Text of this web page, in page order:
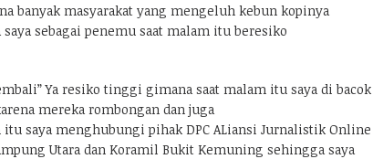
banyak masyarakat yang mengeluh kebun kopinya
sebagai penemu saat malam itu beresiko
Ya resiko tinggi gimana saat malam itu saya di bacok
mereka rombongan dan juga
itu saya menghubungi pihak DPC ALiansi Jurnalistik Online
Utara dan Koramil Bukit Kemuning sehingga saya